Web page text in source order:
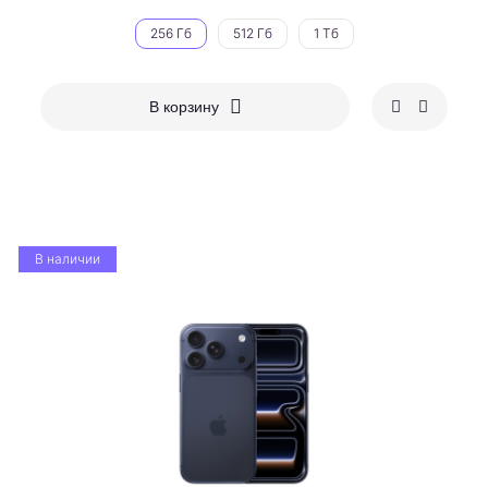
256 Гб 512 Гб 1 Тб
В корзину
В наличии